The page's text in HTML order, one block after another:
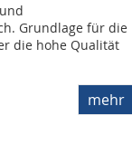
Grundlage für die
die hohe Qualität
mehr